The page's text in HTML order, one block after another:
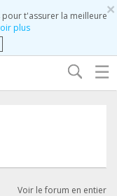
×
t'assurer la meilleure
plus
☰
Voir le forum en entier